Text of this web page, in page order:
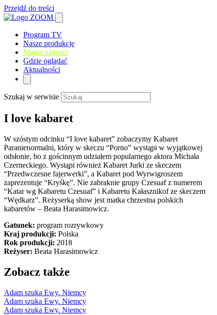
Przejdź do treści
Program TV
Nasze produkcje
Magia nagości
Gdzie oglądać
Aktualności
Szukaj w serwisie
I love kabaret
W szóstym odcinku “I love kabaret” zobaczymy Kabaret
Paranienormalni, który w skeczu “Porno” wystąpi w wyjątkowej
odsłonie, bo z gościnnym udziałem popularnego aktora Michała
Czerneckiego. Wystąpi również Kabaret Jurki ze skeczem
“Przedwczesne fajerwerki”, a Kabaret pod Wyrwigroszem
zaprezentuje “Kryśkę”. Nie zabraknie grupy Czesuaf z numerem
“Katar wg Kabaretu Czesuaf” i Kabaretu Kałasznikof ze skeczem
“Wędkarz”. Reżyserką show jest matka chrzestna polskich
kabaretów – Beata Harasimowicz.
Gatunek: program rozrywkowy
Kraj produkcji: Polska
Rok produkcji: 2018
Reżyser: Beata Harasimowicz
Zobacz także
Adam szuka Ewy. Niemcy
Adam szuka Ewy. Niemcy
Adam szuka Ewy. Niemcy